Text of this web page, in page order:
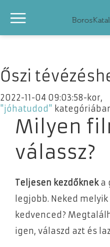
Őszi
2022-11-04 09:03:58-kor,
"jóhatudod"
Milyen
válassz?
Teljesen kezdőknek a
legjobb. Neked
kedvenced?
igen, válaszd azt és